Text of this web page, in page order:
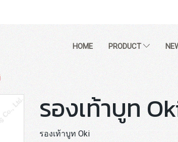
HOME PRODUCT
รองเท้าบูท
รองเท้าบูท Oki